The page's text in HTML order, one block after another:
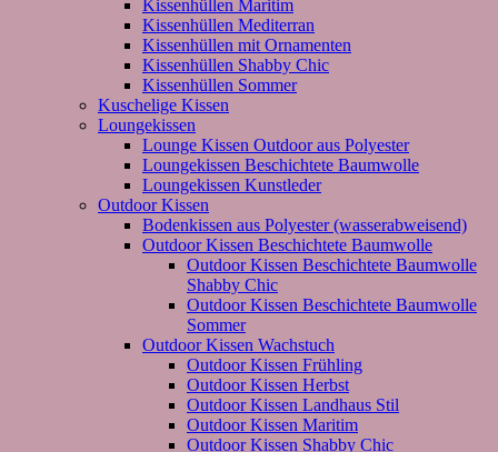
Kissenhüllen Maritim
Kissenhüllen Mediterran
Kissenhüllen mit Ornamenten
Kissenhüllen Shabby Chic
Kissenhüllen Sommer
Kuschelige Kissen
Loungekissen
Lounge Kissen Outdoor aus Polyester
Loungekissen Beschichtete Baumwolle
Loungekissen Kunstleder
Outdoor Kissen
Bodenkissen aus Polyester (wasserabweisend)
Outdoor Kissen Beschichtete Baumwolle
Outdoor Kissen Beschichtete Baumwolle
Shabby Chic
Outdoor Kissen Beschichtete Baumwolle
Sommer
Outdoor Kissen Wachstuch
Outdoor Kissen Frühling
Outdoor Kissen Herbst
Outdoor Kissen Landhaus Stil
Outdoor Kissen Maritim
Outdoor Kissen Shabby Chic